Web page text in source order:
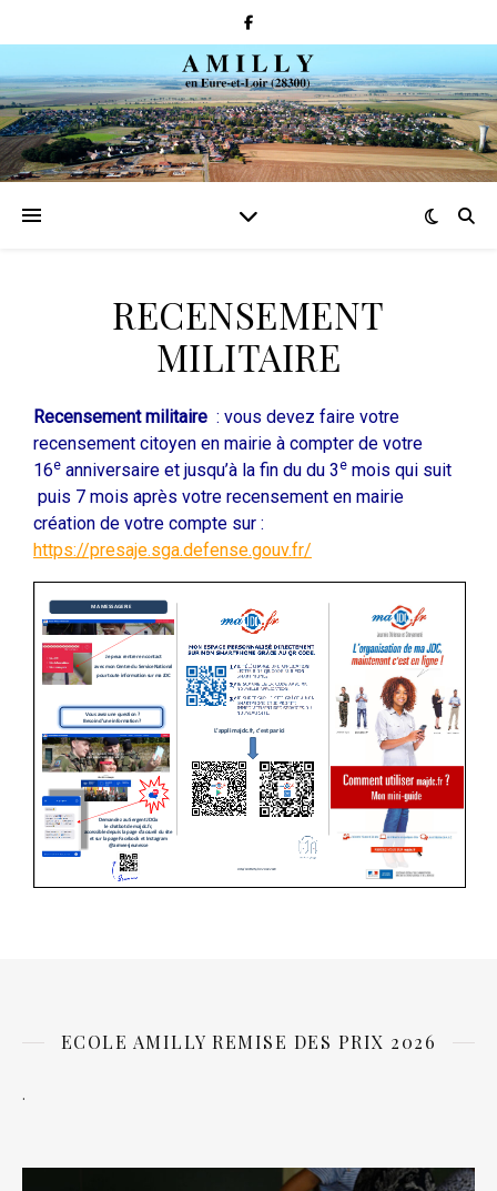
RECENSEMENT
MILITAIRE
Recensement militaire : vous devez faire votre
recensement citoyen en mairie à compter de votre
16e anniversaire et jusqu’à la fin du du 3e mois qui suit
puis 7 mois après votre recensement en mairie
création de votre compte sur :
https://presaje.sga.defense.gouv.fr/
ECOLE AMILLY REMISE DES PRIX 2026
.